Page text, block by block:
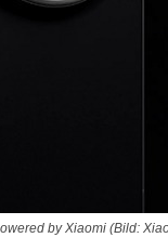
by Xiaomi (Bild: